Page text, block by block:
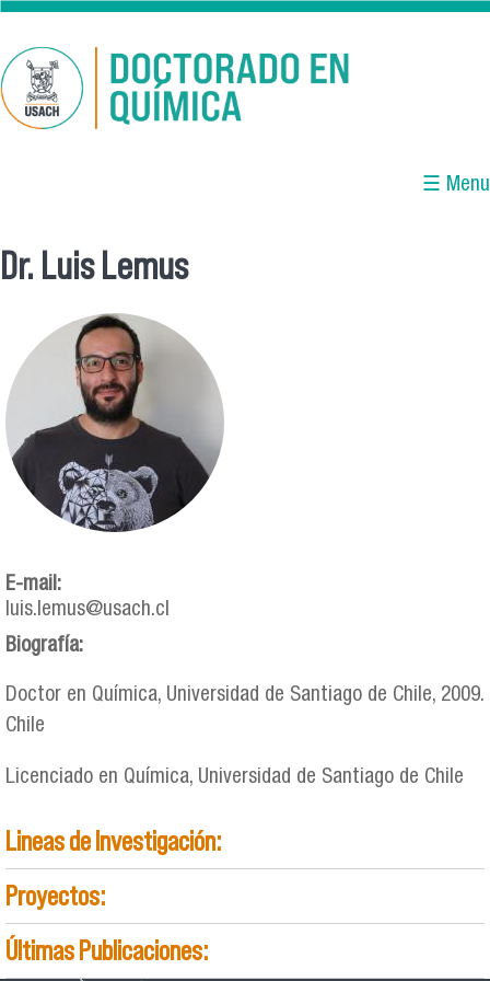
Pasar al contenido principal
☰ Menu
Dr. Luis Lemus
E-mail:
luis.lemus@usach.cl
Biografía:
Doctor en Química, Universidad de Santiago de Chile, 2009.
Chile
Licenciado en Química, Universidad de Santiago de Chile
Lineas de Investigación:
Proyectos:
Últimas Publicaciones: